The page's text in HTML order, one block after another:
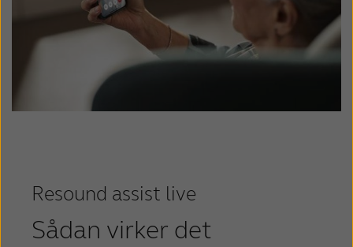
Resound assist live
Sådan virker det